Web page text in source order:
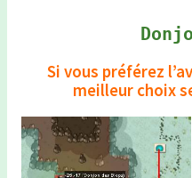
Si vous préférez
meilleur choix